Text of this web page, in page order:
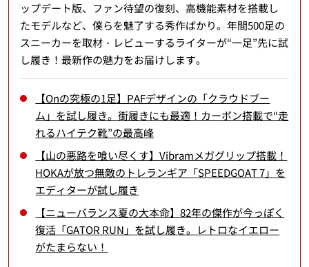
ップデート版、ファン待望の復刻、高機能素材を搭載し
たモデルなど、僕らを魅了する秀作ばかり。年間500足の
スニーカーを取材・レビューするライターが“一足”先に試
し履き！最新作の魅力をお届けします。
【Onの究極の1足】PAFデザインの「クラウドブー
ム」を試し履き。街履きにも最適！カーボン搭載で“走
れるハイテク靴”の最高峰
【山の悪路を喰い尽くす】Vibramメガグリップ搭載！
HOKAが放つ無敵のトレランギア「SPEEDGOAT 7」を
エディターが試し履き
【ニューバランス夏の大本命】82年の傑作が今っぽく
復活「GATOR RUN」を試し履き。レトロなイエロー
がたまらない！